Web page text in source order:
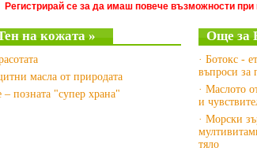
Регистрирай се за да имаш повече възможности при
на кожата »
масла от природата
– позната "супер храна"
Още за
· Ботокс -
въпроси за
· Маслото
и
· Морски
тяло